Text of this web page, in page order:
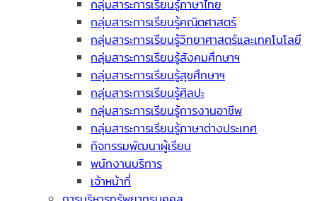
กลุ่มสาระการเรียนรู้ภาษาไทย
กลุ่มสาระการเรียนรู้คณิตศาสตร์
กลุ่มสาระการเรียนรู้วิทยาศาสตร์และเทคโนโลยี
กลุ่มสาระการเรียนรู้สังคมศึกษาฯ
กลุ่มสาระการเรียนรู้สุขศึกษาฯ
กลุ่มสาระการเรียนรู้ศิลปะ
กลุ่มสาระการเรียนรู้การงานอาชีพ
กลุ่มสาระการเรียนรู้ภาษาต่างประเทศ
กิจกรรมพัฒนาผู้เรียน
พนักงานบริการ
เจ้าหน้าที่